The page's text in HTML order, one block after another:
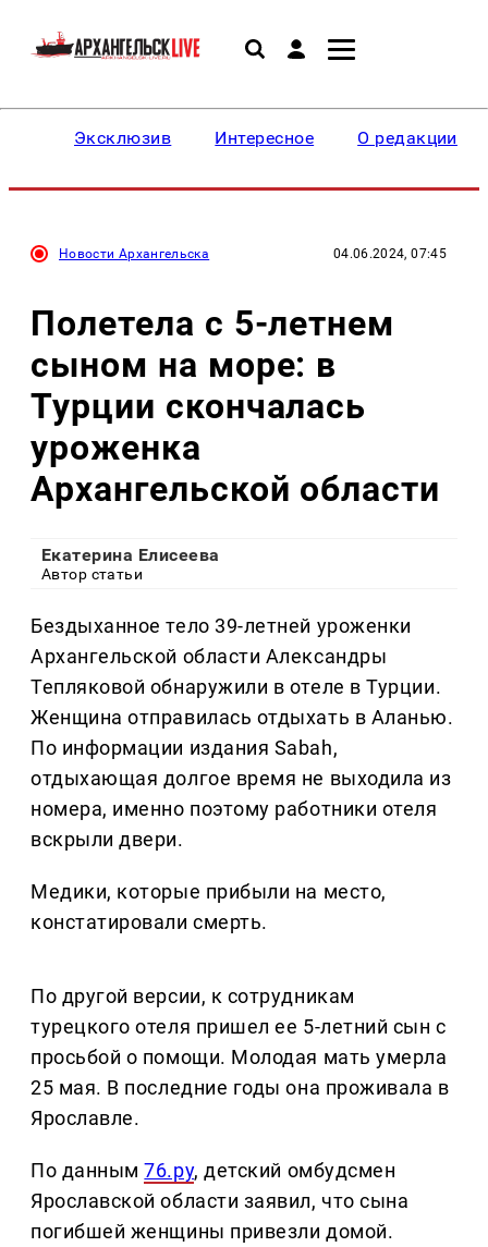
Эксклюзив Интересное О редакции
Новости Архангельска 04.06.2024, 07:45
Полетела с 5-летнем
сыном на море: в
Турции скончалась
уроженка
Архангельской области
Екатерина Елисеева
Автор статьи
Бездыханное тело 39-летней уроженки
Архангельской области Александры
Тепляковой обнаружили в отеле в Турции.
Женщина отправилась отдыхать в Аланью.
По информации издания Sabah,
отдыхающая долгое время не выходила из
номера, именно поэтому работники отеля
вскрыли двери.
Медики, которые прибыли на место,
констатировали смерть.
По другой версии, к сотрудникам
турецкого отеля пришел ее 5-летний сын с
просьбой о помощи. Молодая мать умерла
25 мая. В последние годы она проживала в
Ярославле.
По данным76.ру, детский омбудсмен
Ярославской области заявил, что сына
погибшей женщины привезли домой.